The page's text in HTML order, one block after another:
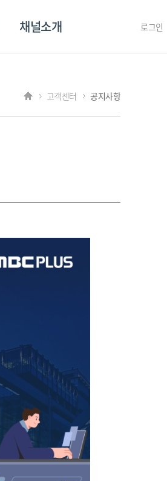
채널소개 로그인
트롯869
고객센터 공지사항